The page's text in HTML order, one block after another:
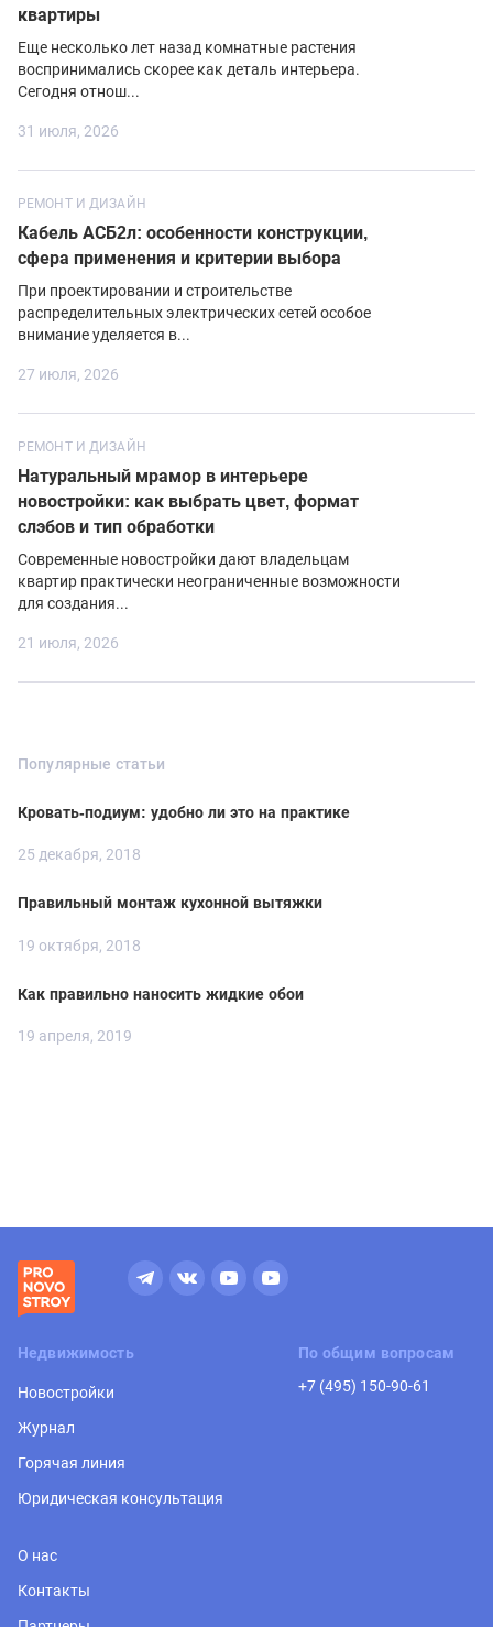
квартиры
Еще несколько лет назад комнатные растения
воспринимались скорее как деталь интерьера.
Сегодня отнош...
31 июля, 2026
РЕМОНТ И ДИЗАЙН
Кабель АСБ2л: особенности конструкции,
сфера применения и критерии выбора
При проектировании и строительстве
распределительных электрических сетей особое
внимание уделяется в...
27 июля, 2026
РЕМОНТ И ДИЗАЙН
Натуральный мрамор в интерьере
новостройки: как выбрать цвет, формат
слэбов и тип обработки
Современные новостройки дают владельцам
квартир практически неограниченные возможности
для создания...
21 июля, 2026
Популярные статьи
Кровать-подиум: удобно ли это на практике
25 декабря, 2018
Правильный монтаж кухонной вытяжки
19 октября, 2018
Как правильно наносить жидкие обои
19 апреля, 2019
Недвижимость
Новостройки
Журнал
Горячая линия
Юридическая консультация
По общим вопросам
+7 (495) 150-90-61
О нас
Контакты